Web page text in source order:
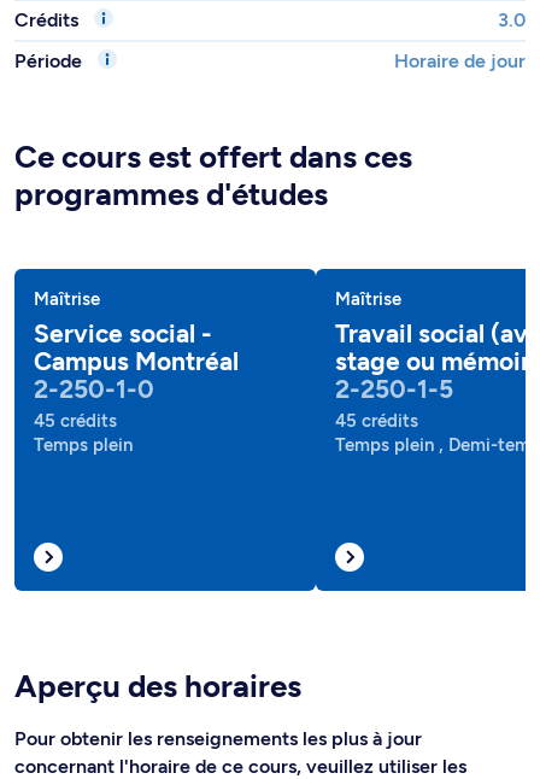
Crédits
3.0
Période
Horaire de jour
Ce cours est offert dans ces
programmes d'études
Maîtrise
Service social -
Campus Montréal
2-250-1-0
45 crédits
Temps plein
Maîtrise
Travail social
stage ou
2-250-1-5
45 crédits
Temps plein , Demi-
Aperçu des horaires
Pour obtenir les renseignements les plus à jour
concernant l'horaire de ce cours, veuillez utiliser les